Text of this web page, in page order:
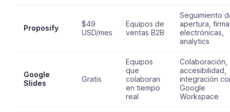
Proposify
$49
USD/mes
Equipos de
ventas B2B
Seguimiento
apertura,
electrónicas,
analytics
Google
Slides
Gratis
Equipos
que
colaboran
en tiempo
real
Colaboración,
accesibilidad,
integración
Google
Workspace